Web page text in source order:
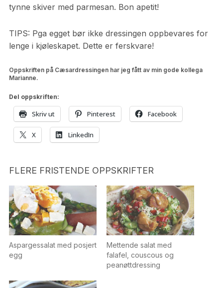
tynne skiver med parmesan. Bon apetit!
TIPS: Pga egget bør ikke dressingen oppbevares for
lenge i kjøleskapet. Dette er ferskvare!
Oppskriften på Cæsardressingen har jeg fått av min gode kollega
Marianne.
Del oppskriften:
Skriv ut Pinterest Facebook
X LinkedIn
FLERE FRISTENDE OPPSKRIFTER
Aspargessalat med posjert
egg
Mettende salat med
falafel, couscous og
peanøttdressing